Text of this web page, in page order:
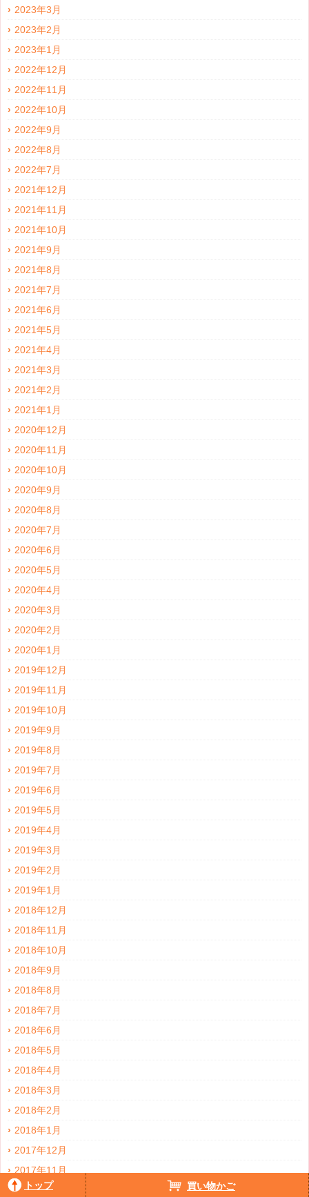
2023年3月
2023年2月
2023年1月
2022年12月
2022年11月
2022年10月
2022年9月
2022年8月
2022年7月
2021年12月
2021年11月
2021年10月
2021年9月
2021年8月
2021年7月
2021年6月
2021年5月
2021年4月
2021年3月
2021年2月
2021年1月
2020年12月
2020年11月
2020年10月
2020年9月
2020年8月
2020年7月
2020年6月
2020年5月
2020年4月
2020年3月
2020年2月
2020年1月
2019年12月
2019年11月
2019年10月
2019年9月
2019年8月
2019年7月
2019年6月
2019年5月
2019年4月
2019年3月
2019年2月
2019年1月
2018年12月
2018年11月
2018年10月
2018年9月
2018年8月
2018年7月
2018年6月
2018年5月
2018年4月
2018年3月
2018年2月
2018年1月
2017年12月
2017年11月
2017年10月
トップ 買い物かご